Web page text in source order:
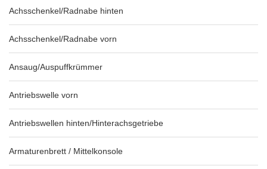
Achsschenkel/Radnabe hinten
Achsschenkel/Radnabe vorn
Ansaug/Auspuffkrümmer
Antriebswelle vorn
Antriebswellen hinten/Hinterachsgetriebe
Armaturenbrett / Mittelkonsole